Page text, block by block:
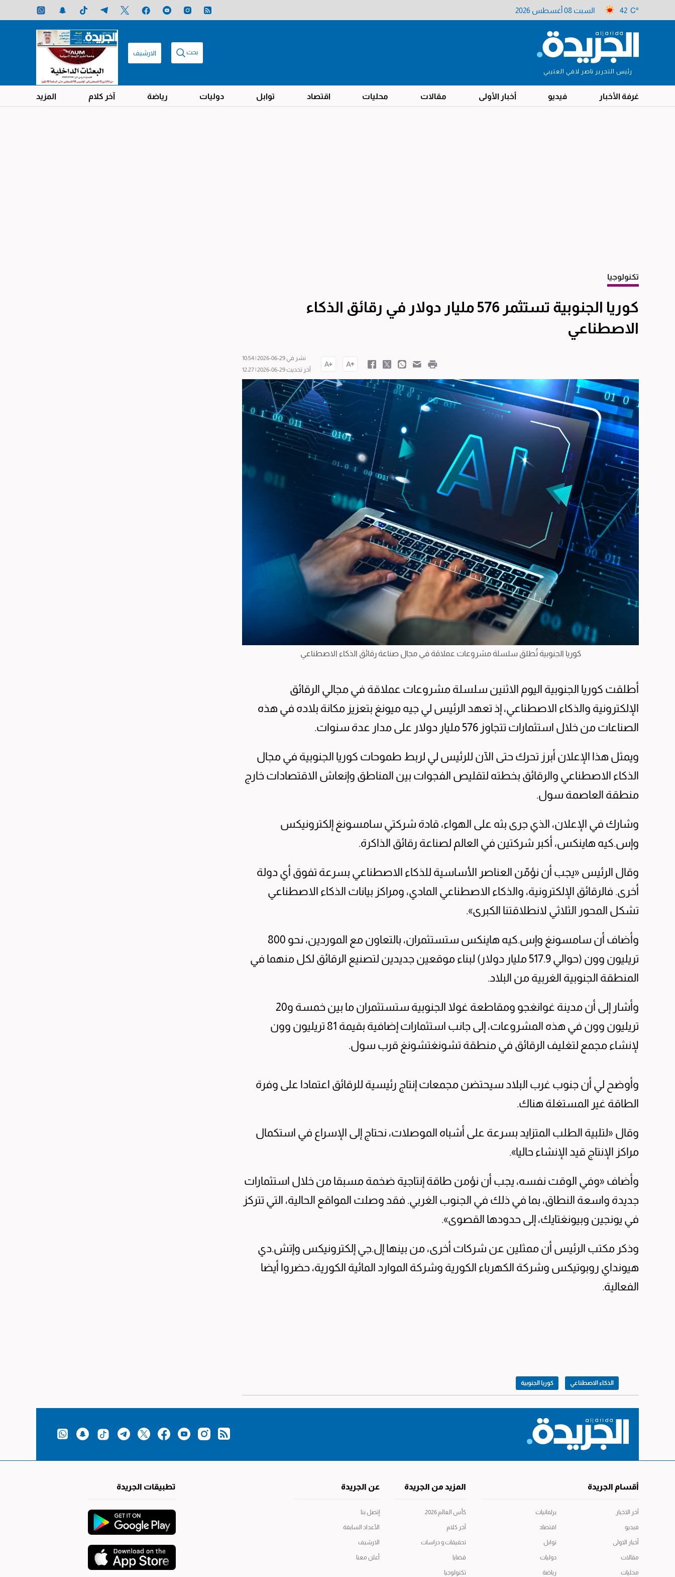
42 C° السبت 08 أغسطس 2026
رئيس التحرير ناصر لافي العتيبي
بحث الارشيف
غرفة الأخبار فيديو أخبار الأولى مقالات محليات اقتصاد توابل دوليات رياضة آخر كلام المزيد
تكنولوجيا
كوريا الجنوبية تستثمر 576 مليار دولار في رقائق الذكاء
الاصطناعي
نشر في 29-06-2026 | 10:54
آخر تحديث 29-06-2026 | 12:27
كوريا الجنوبية تُطلق سلسلة مشروعات عملاقة في مجال صناعة رقائق الذكاء الاصطناعي
أطلقت كوريا الجنوبية اليوم الاثنين سلسلة مشروعات عملاقة في مجالي الرقائق
الإلكترونية والذكاء الاصطناعي، إذ تعهد الرئيس لي جيه ميونغ بتعزيز ⁠مكانة بلاده في هذه
الصناعات من خلال استثمارات تتجاوز 576 مليار ⁠دولار على مدار عدة سنوات.
ويمثل هذا الإعلان أبرز تحرك حتى الآن للرئيس لي لربط طموحات كوريا الجنوبية ‌في مجال
الذكاء الاصطناعي ​والرقائق بخطته لتقليص الفجوات بين المناطق وإنعاش الاقتصادات خارج
منطقة العاصمة ‌سول.
وشارك في ​الإعلان، الذي جرى بثه على الهواء، ‌قادة شركتي سامسونغ إلكترونيكس
وإس.كيه هاينكس، ‌أكبر شركتين في العالم لصناعة رقائق الذاكرة.
وقال الرئيس «يجب أن نؤمّن العناصر الأساسية للذكاء الاصطناعي بسرعة تفوق أي دولة
أخرى. فالرقائق الإلكترونية، والذكاء الاصطناعي المادي، ومراكز ​بيانات الذكاء الاصطناعي
تشكل المحور الثلاثي لانطلاقتنا الكبرى».
وأضاف أن سامسونغ وإس.كيه هاينكس ستستثمران، بالتعاون مع الموردين، نحو 800
تريليون وون (حوالي 517.9 ​مليار دولار) لبناء موقعين جديدين لتصنيع الرقائق لكل ‌منهما في
المنطقة الجنوبية الغربية من البلاد.
وأشار إلى أن مدينة غوانغجو ومقاطعة غولا الجنوبية ستستثمران ما بين خمسة و20
تريليون وون في هذه المشروعات، إلى جانب استثمارات إضافية بقيمة 81 تريليون وون
لإنشاء مجمع لتغليف الرقائق في منطقة تشونغتشونغ قرب سول.
وأوضح ⁠لي أن جنوب غرب البلاد سيحتضن مجمعات إنتاج رئيسية للرقائق اعتمادا على وفرة
الطاقة غير المستغلة هناك.
وقال «لتلبية الطلب المتزايد بسرعة ⁠على ‌أشباه الموصلات، نحتاج إلى الإسراع في استكمال
مراكز الإنتاج قيد الإنشاء ​حاليا».
وأضاف «وفي الوقت نفسه، يجب ‌أن نؤمن طاقة ​إنتاجية ⁠ضخمة ​مسبقا من خلال استثمارات
جديدة واسعة ‌النطاق، بما في ذلك في الجنوب الغربي. فقد وصلت المواقع الحالية، التي تتركز
في يونجين وبيونغتايك، إلى حدودها القصوى».
وذكر مكتب الرئيس أن ممثلين عن شركات أخرى، من بينها إل.جي إلكترونيكس وإتش.دي
هيونداي روبوتيكس وشركة ​الكهرباء الكورية وشركة الموارد المائية الكورية، حضروا أيضا
الفعالية.
الذكاء الاصطناعي كوريا الجنوبية
أقسام الجريدة
آخر الاخبار
فيديو
أخبار الاولى
مقالات
محليات
برلمانيات
اقتصاد
توابل
دوليات
رياضة
المزيد من الجريدة
كأس العالم 2026
آخر كلام
تحقيقات و دراسات
قضايا
تكنولوجيا
عن الجريدة
إتصل بنا
الأعداد السابقة
الارشيف
أعلن معنا
تطبيقات الجريدة